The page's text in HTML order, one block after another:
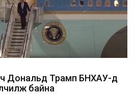
Дональд Трамп БНХАУ-д
байна